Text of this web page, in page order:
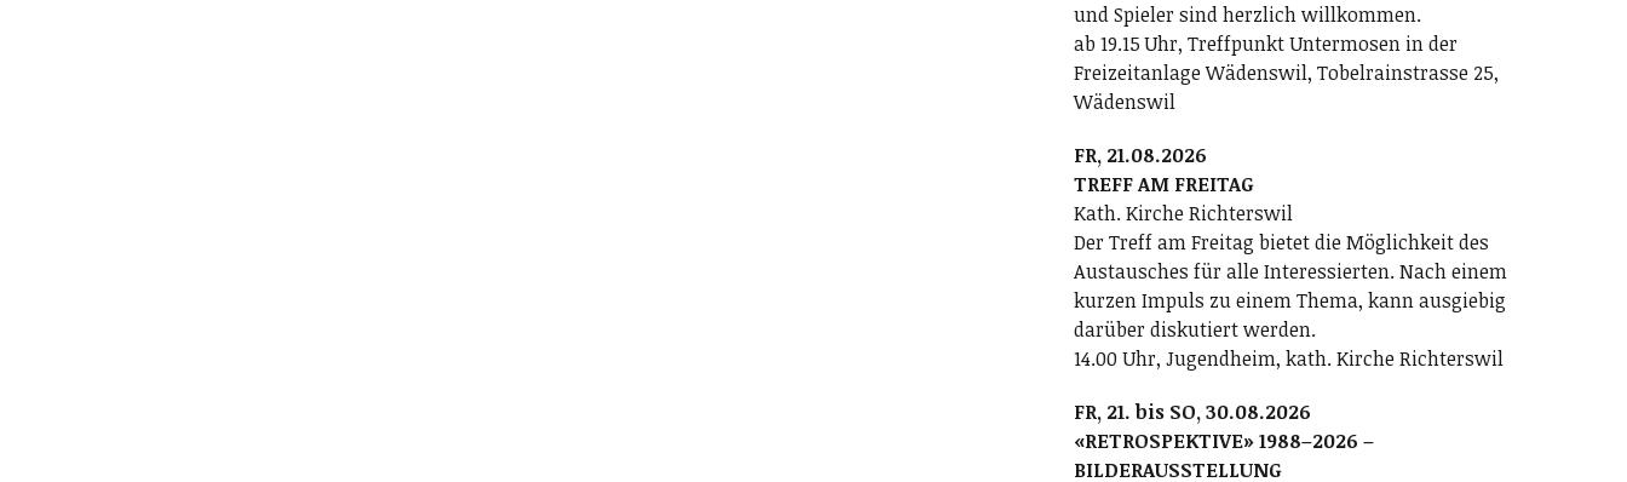
und Spieler sind herzlich willkommen.
ab 19.15 Uhr, Treffpunkt Untermosen in der
Freizeitanlage Wädenswil, Tobelrainstrasse 25,
Wädenswil
FR, 21.08.2026
TREFF AM FREITAG
Kath. Kirche Richterswil
Der Treff am Freitag bietet die Möglichkeit des
Austausches für alle Interessierten. Nach einem
kurzen Impuls zu einem Thema, kann ausgiebig
darüber diskutiert werden.
14.00 Uhr, Jugendheim, kath. Kirche Richterswil
FR, 21. bis SO, 30.08.2026
«RETROSPEKTIVE» 1988–2026 –
BILDERAUSSTELLUNG